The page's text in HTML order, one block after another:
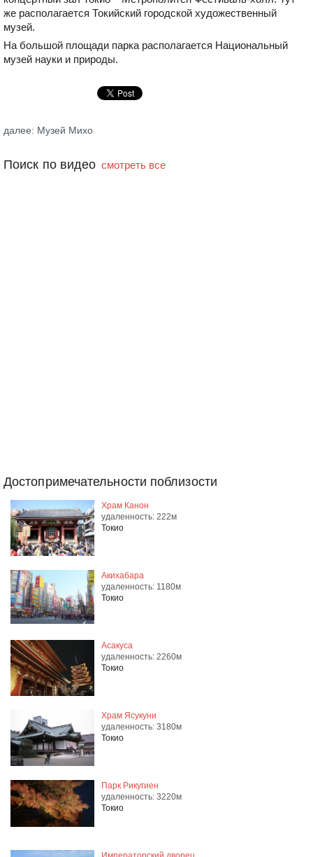
же располагается Токийский городской художественный
музей.
На большой площади парка располагается Национальный
музей науки и природы.
далее: Музей Михо
Поиск по видео смотреть все
Достопримечательности поблизости
Храм Канон
удаленность: 222м
Токио
Акихабара
удаленность: 1180м
Токио
Асакуса
удаленность: 2260м
Токио
Храм Ясукуни
удаленность: 3180м
Токио
Парк Рикугиен
удаленность: 3220м
Токио